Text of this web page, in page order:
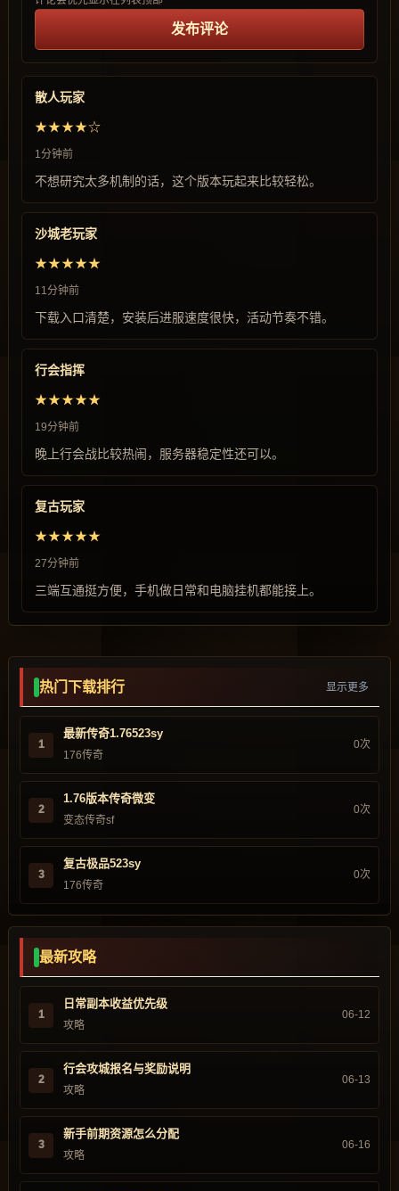
发布评论
散人玩家
★★★★☆
1分钟前
不想研究太多机制的话，这个版本玩起来比较轻松。
沙城老玩家
★★★★★
11分钟前
下载入口清楚，安装后进服速度很快，活动节奏不错。
行会指挥
★★★★★
19分钟前
晚上行会战比较热闹，服务器稳定性还可以。
复古玩家
★★★★★
27分钟前
三端互通挺方便，手机做日常和电脑挂机都能接上。
热门下载排行 显示更多
1
最新传奇1.76523sy
176传奇
0次
2
1.76版本传奇微变
变态传奇sf
0次
3
复古极品523sy
176传奇
0次
最新攻略
1
日常副本收益优先级
攻略
06-12
2
行会攻城报名与奖励说明
攻略
06-13
3
新手前期资源怎么分配
攻略
06-16